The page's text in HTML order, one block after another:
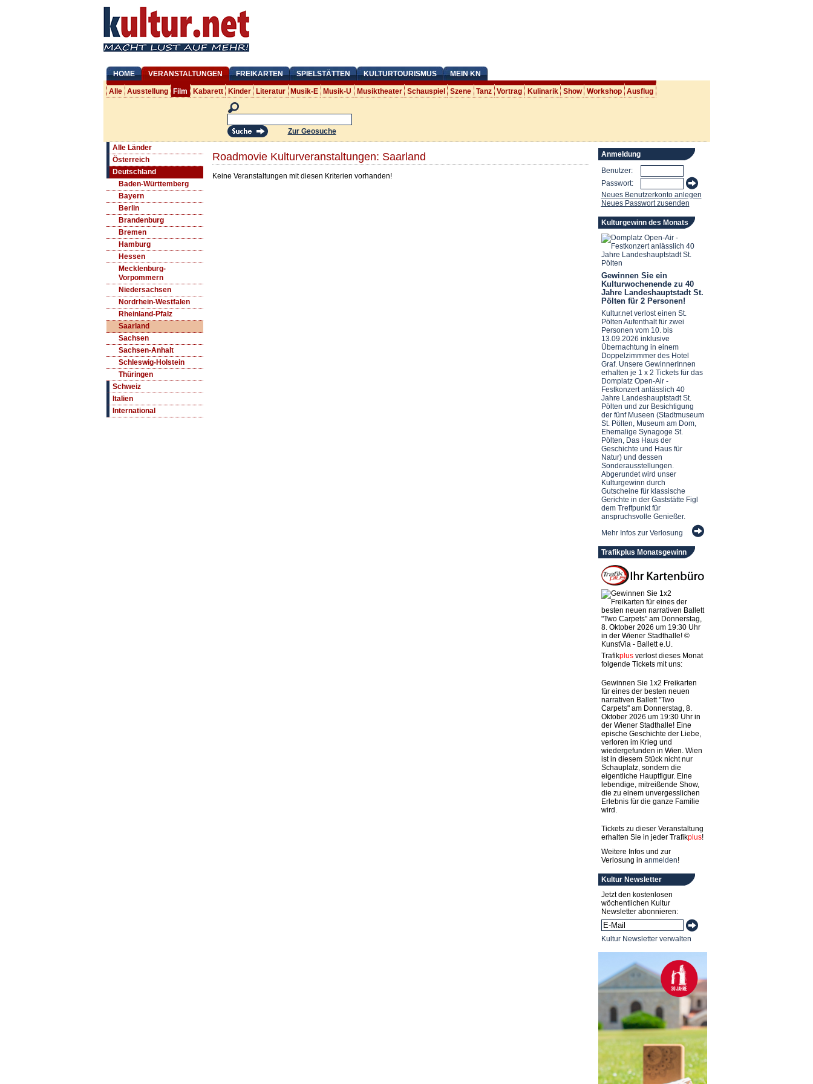
HOME VERANSTALTUNGEN FREIKARTEN SPIELSTÄTTEN KULTURTOURISMUS MEIN KN
Alle Ausstellung Film Kabarett Kinder Literatur Musik-E Musik-U Musiktheater Schauspiel Szene Tanz Vortrag Kulinarik Show Workshop Ausflug
Zur Geosuche
Alle Länder
Österreich
Deutschland
Baden-Württemberg
Bayern
Berlin
Brandenburg
Bremen
Hamburg
Hessen
Mecklenburg-
Vorpommern
Niedersachsen
Nordrhein-Westfalen
Rheinland-Pfalz
Saarland
Sachsen
Sachsen-Anhalt
Schleswig-Holstein
Thüringen
Schweiz
Italien
International
Roadmovie Kulturveranstaltungen: Saarland
Keine Veranstaltungen mit diesen Kriterien vorhanden!
Anmeldung
Benutzer:
Passwort:
Neues Benutzerkonto anlegen
Neues Passwort zusenden
Kulturgewinn des Monats
Gewinnen Sie ein
Kulturwochenende zu 40
Jahre Landeshauptstadt St.
Pölten für 2 Personen!
Kultur.net verlost einen St.
Pölten Aufenthalt für zwei
Personen vom 10. bis
13.09.2026 inklusive
Übernachtung in einem
Doppelzimmmer des Hotel
Graf. Unsere GewinnerInnen
erhalten je 1 x 2 Tickets für das
Domplatz Open-Air -
Festkonzert anlässlich 40
Jahre Landeshauptstadt St.
Pölten und zur Besichtigung
der fünf Museen (Stadtmuseum
St. Pölten, Museum am Dom,
Ehemalige Synagoge St.
Pölten, Das Haus der
Geschichte und Haus für
Natur) und dessen
Sonderausstellungen.
Abgerundet wird unser
Kulturgewinn durch
Gutscheine für klassische
Gerichte in der Gaststätte Figl
dem Treffpunkt für
anspruchsvolle Genießer.
Mehr Infos zur Verlosung
Trafikplus Monatsgewinn
Trafikplusverlost dieses Monat
folgende Tickets mit uns:
Gewinnen Sie 1x2 Freikarten
für eines der besten neuen
narrativen Ballett "Two
Carpets" am Donnerstag, 8.
Oktober 2026 um 19:30 Uhr in
der Wiener Stadthalle! Eine
epische Geschichte der Liebe,
verloren im Krieg und
wiedergefunden in Wien. Wien
ist in diesem Stück nicht nur
Schauplatz, sondern die
eigentliche Hauptfigur. Eine
lebendige, mitreißende Show,
die zu einem unvergesslichen
Erlebnis für die ganze Familie
wird.
Tickets zu dieser Veranstaltung
erhalten Sie in jeder Trafikplus!
Weitere Infos und zur
Verlosung in anmelden!
Kultur Newsletter
Jetzt den kostenlosen
wöchentlichen Kultur
Newsletter abonnieren:
Kultur Newsletter verwalten